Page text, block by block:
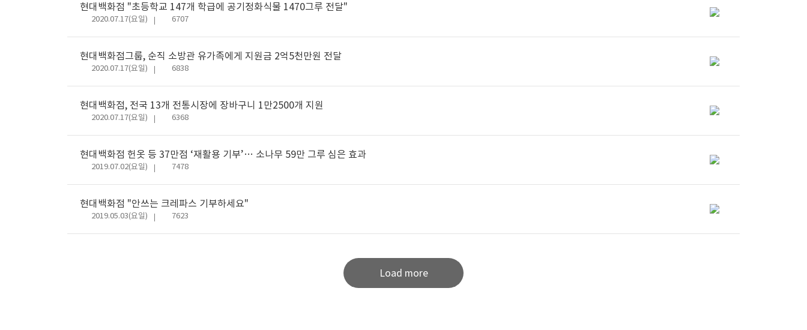
현대백화점 "초등학교 147개 학급에 공기정화식물 1470그루 전달"
날
2020.07.17(요일)
조
수
6707
현대백화점그룹, 순직 소방관 유가족에게 지원금 2억5천만원 전달
날
2020.07.17(요일)
조
수
6838
현대백화점, 전국 13개 전통시장에 장바구니 1만2500개 지원
날
2020.07.17(요일)
조
수
6368
현대백화점 헌옷 등 37만점 ‘재활용 기부’… 소나무 59만 그루 심은 효과
날
2019.07.02(요일)
조
수
7478
현대백화점 "안쓰는 크레파스 기부하세요"
날
2019.05.03(요일)
조
수
7623
Load more